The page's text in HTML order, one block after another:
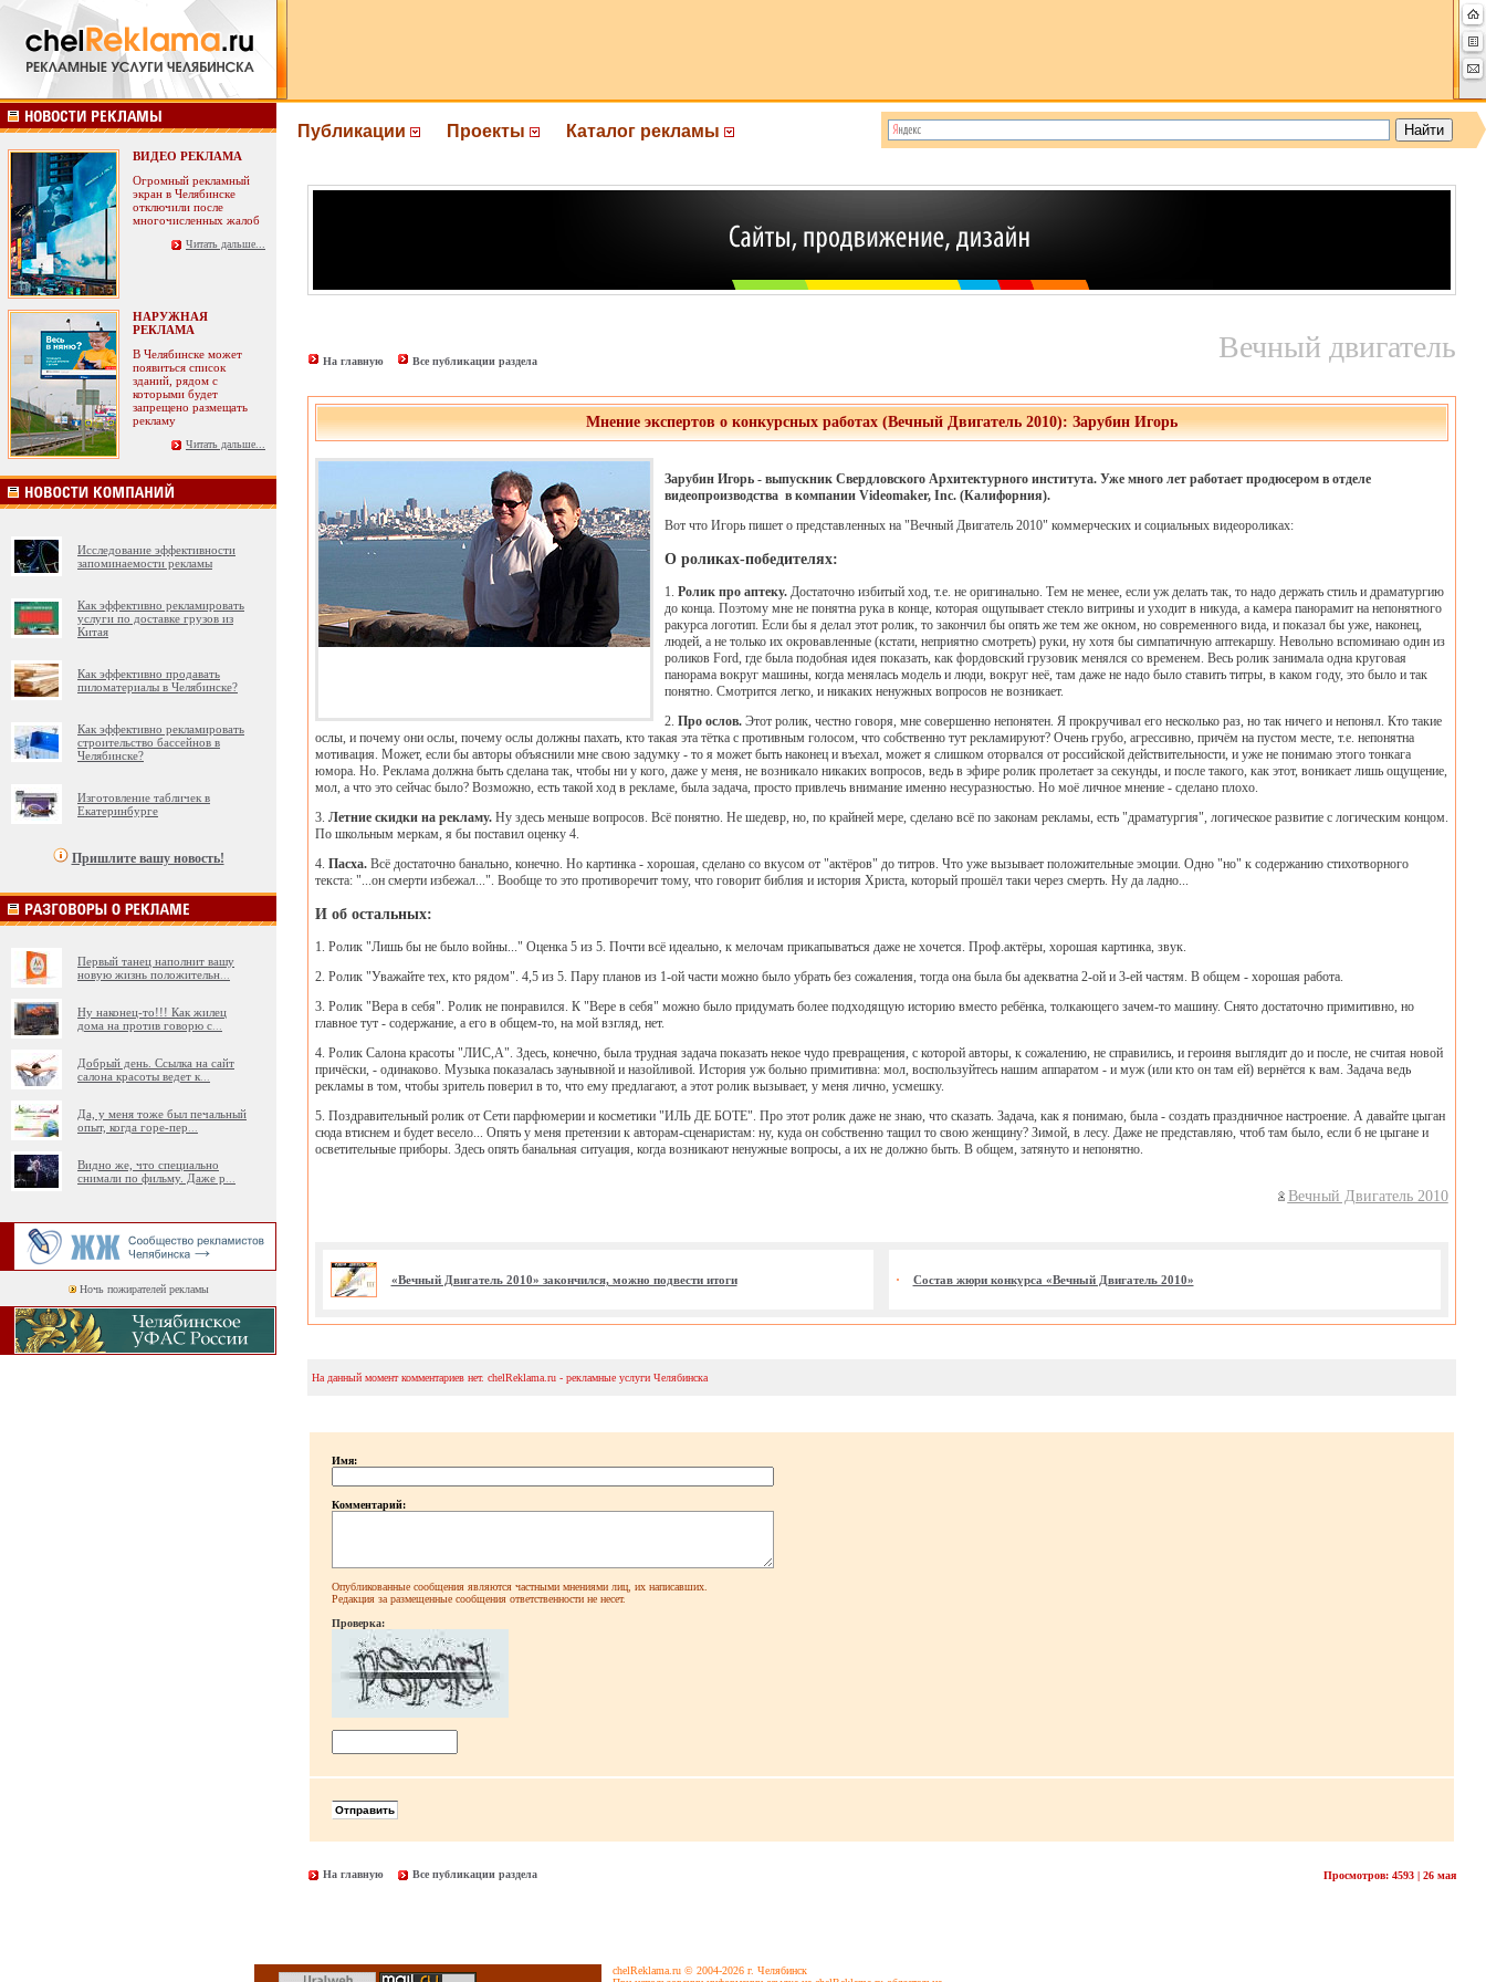
ВИДЕО РЕКЛАМА
Огромный рекламный
экран в Челябинске
отключили после
многочисленных жалоб
Читать дальше...
НАРУЖНАЯ
РЕКЛАМА
В Челябинске может
появиться список
зданий, рядом с
которыми будет
запрещено размещать
рекламу
Читать дальше...
Исследование эффективности
запоминаемости рекламы
Как эффективно рекламировать
услуги по доставке грузов из
Китая
Как эффективно продавать
пиломатериалы в Челябинске?
Как эффективно рекламировать
строительство бассейнов в
Челябинске?
Изготовление табличек в
Екатеринбурге
Пришлите вашу новость!
Первый танец наполнит вашу
новую жизнь положительн
Ну наконец-то!!! Как жилец
дома на против говорю с
Добрый день. Ссылка на сайт
салона красоты ведет к
Да, у меня тоже был печальный
опыт, когда горе-пер
Видно же, что специально
снимали по фильму. Даже р
Ночь пожирателей рекламы
Публикации Проекты Каталог рекламы
На главную Все публикации раздела Вечный двигатель
Мнение экспертов о конкурсных работах (Вечный Двигатель 2010): Зарубин Игорь
Зарубин Игорь - выпускник Свердловского Архитектурного института. Уже много лет работает продюсером в отделе
видеопроизводства в компании Videomaker, Inc. (Калифорния).
Вот что Игорь пишет о представленных на "Вечный Двигатель 2010" коммерческих и социальных видеороликах:
О роликах-победителях:
1. Ролик про аптеку.Достаточно избитый ход, т.е. не оригинально. Тем не менее, если уж делать так, то надо держать стиль и драматургию
до конца. Поэтому мне не понятна рука в конце, которая ощупывает стекло витрины и уходит в никуда, а камера панорамит на непонятного
ракурса логотип. Если бы я делал этот ролик, то закончил бы опять же тем же окном, но современного вида, и показал бы уже, наконец,
людей, а не только их окровавленные (кстати, неприятно смотреть) руки, ну хотя бы симпатичную аптекаршу. Невольно вспоминаю один из
роликов Ford, где была подобная идея показать, как фордовский грузовик менялся со временем. Весь ролик занимала одна круговая
панорама вокруг машины, когда менялась модель и люди, вокруг неё, там даже не надо было ставить титры, в каком году, это было и так
понятно. Смотрится легко, и никаких ненужных вопросов не возникает.
2. Про ослов.Этот ролик, честно говоря, мне совершенно непонятен. Я прокручивал его несколько раз, но так ничего и непонял. Кто такие
ослы, и почему они ослы, почему ослы должны пахать, кто такая эта тётка с противным голосом, что собственно тут рекламируют? Очень грубо, агрессивно, причём на пустом месте, т.е. непонятна
мотивация. Может, если бы авторы объяснили мне свою задумку - то я может быть наконец и въехал, может я слишком оторвался от российской действительности, и уже не понимаю этого тонкага
юмора. Но. Реклама должна быть сделана так, чтобы ни у кого, даже у меня, не возникало никаких вопросов, ведь в эфире ролик пролетает за секунды, и после такого, как этот, воникает лишь ощущение,
мол, а что это сейчас было? Возможно, есть такой ход в рекламе, была задача, просто привлечь внимание именно несуразностью. Но моё личное мнение - сделано плохо.
3. Летние скидки на рекламу.Ну здесь меньше вопросов. Всё понятно. Не шедевр, но, по крайней мере, сделано всё по законам рекламы, есть "драматургия", логическое развитие с логическим концом.
По школьным меркам, я бы поставил оценку 4.
4. Пасха.Всё достаточно банально, конечно. Но картинка - хорошая, сделано со вкусом от "актёров" до титров. Что уже вызывает положительные эмоции. Одно "но" к содержанию стихотворного
текста: "...он смерти избежал...". Вообще то это противоречит тому, что говорит библия и история Христа, который прошёл таки через смерть. Ну да ладно...
И об остальных:
1. Ролик "Лишь бы не было войны..." Оценка 5 из 5. Почти всё идеально, к мелочам прикапываться даже не хочется. Проф.актёры, хорошая картинка, звук.
2. Ролик "Уважайте тех, кто рядом". 4,5 из 5. Пару планов из 1-ой части можно было убрать без сожаления, тогда она была бы адекватна 2-ой и 3-ей частям. В общем - хорошая работа.
3. Ролик "Вера в себя". Ролик не понравился. К "Вере в себя" можно было придумать более подходящую историю вместо ребёнка, толкающего зачем-то машину. Снято достаточно примитивно, но
главное тут - содержание, а его в общем-то, на мой взгляд, нет.
4. Ролик Салона красоты "ЛИС,А". Здесь, конечно, была трудная задача показать некое чудо превращения, с которой авторы, к сожалению, не справились, и героиня выглядит до и после, не считая новой
причёски, - одинаково. Музыка показалась заунывной и назойливой. История уж больно примитивна: мол, воспользуйтесь нашим аппаратом - и муж (или кто он там ей) вернётся к вам. Задача ведь
рекламы в том, чтобы зритель поверил в то, что ему предлагают, а этот ролик вызывает, у меня лично, усмешку.
5. Поздравительный ролик от Сети парфюмерии и косметики "ИЛЬ ДЕ БОТЕ". Про этот ролик даже не знаю, что сказать. Задача, как я понимаю, была - создать праздничное настроение. А давайте цыган
сюда втиснем и будет весело... Опять у меня претензии к авторам-сценаристам: ну, куда он собственно тащил то свою женщину? Зимой, в лесу. Даже не представляю, чтоб там было, если б не цыгане и
осветительные приборы. Здесь опять банальная ситуация, когда возникают ненужные вопросы, а их не должно быть. В общем, затянуто и непонятно.
Вечный Двигатель 2010
«Вечный Двигатель 2010» закончился, можно подвести итоги Cостав жюри конкурса «Вечный Двигатель 2010»
На данный момент комментариев нет. chelReklama.ru - рекламные услуги Челябинска
Имя:
Комментарий:
Опубликованные сообщения являются частными мнениями лиц, их написавших.
Редакция за размещенные сообщения ответственности не несет.
Проверка:
На главную Все публикации раздела Просмотров: 4593 | 26 мая
chelReklama.ru © 2004-2026 г. Челябинск